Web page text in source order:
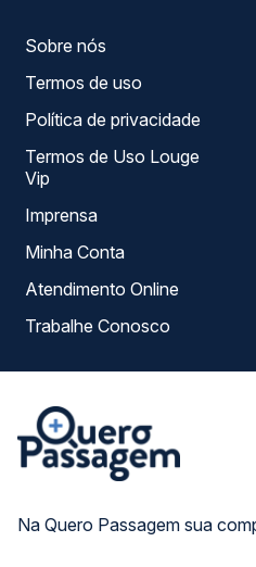
Na Quero Passagem sua
Sobre nós
Termos de uso
Política de privacidade
Termos de Uso Louge
Vip
Imprensa
Minha Conta
Atendimento Online
Trabalhe Conosco